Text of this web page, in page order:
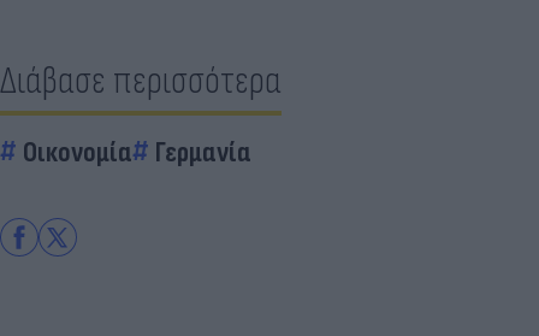
Διάβασε περισσότερα
Οικονομία Γερμανία